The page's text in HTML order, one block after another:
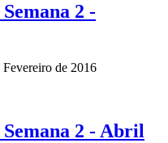
2 -
Fevereiro de 2016
2 - Abril